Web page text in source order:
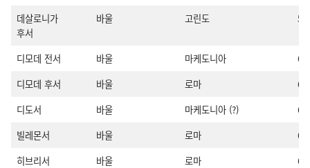
데살로니가
후서
바울 고린도 51
디모데 전서 바울 마케도니아
디모데 후서
바울 로마
65
디도서
바울 마케도니아 (?)
빌레몬서
바울 로마
히브리서
바울 로마
61